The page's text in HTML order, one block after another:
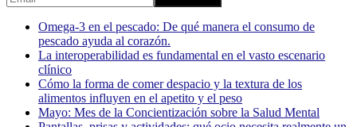
Omega-3 en el pescado: De qué manera el consumo de
pescado ayuda al corazón.
La interoperabilidad es fundamental en el vasto escenario
clínico
Cómo la forma de comer despacio y la textura de los
alimentos influyen en el apetito y el peso
Mayo: Mes de la Concientización sobre la Salud Mental